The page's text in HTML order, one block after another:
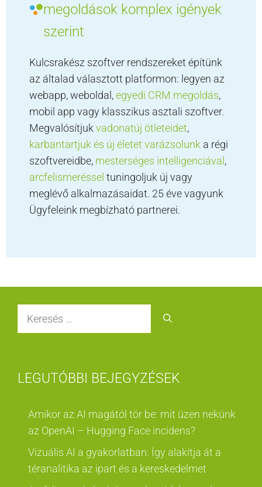
megoldások komplex igények
szerint
Kulcsrakész szoftver rendszereket építünk
az általad választott platformon: legyen az
webapp, weboldal,egyedi CRM megoldás,
mobil app vagy klasszikus asztali szoftver.
Megvalósítjuk vadonatúj ötleteidet,
karbantartjuk és új életet varázsolunk a régi
szoftvereidbe, mesterséges intelligenciával,
arcfelismeréssel tuningoljuk új vagy
meglévő alkalmazásaidat. 25 éve vagyunk
Ügyfeleink megbízható partnerei.
LEGUTÓBBI BEJEGYZÉSEK
Amikor az AI magától tör be: mit üzen nekünk
az OpenAI – Hugging Face incidens?
Vizuális AI a gyakorlatban: Így alakítja át a
téranalitika az ipart és a kereskedelmet